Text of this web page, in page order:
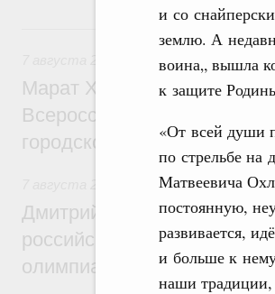
и со
землю. А
воина„ вышла
к защите
«От всей души
по стрельбе на
Матвеевича
постоянную,
развивается,
и больше к
наши
7
Экономика городов.
Марат Хуснуллин провёл
Всероссийского конкурса
городской среды
Отрасль
Дмитрий Чернышенко и
российскую сборную с
олимпиаде по